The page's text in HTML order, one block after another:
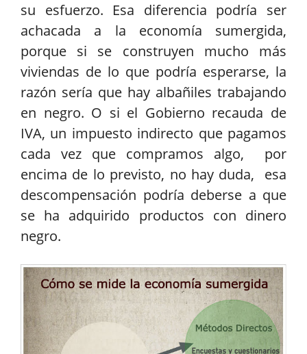
su esfuerzo. Esa diferencia podría ser
achacada a la economía sumergida,
porque si se construyen mucho más
viviendas de lo que podría esperarse, la
razón sería que hay albañiles trabajando
en negro. O si el Gobierno recauda de
IVA, un impuesto indirecto que pagamos
cada vez que compramos algo, por
encima de lo previsto, no hay duda, esa
descompensación podría deberse a que
se ha adquirido productos con dinero
negro.